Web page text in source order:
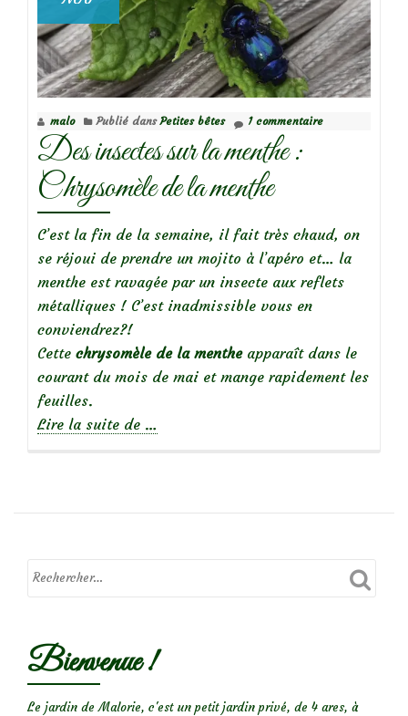
malo Publié dansPetites bêtes 1 commentaire
Des insectes sur la menthe :
Chrysomèle de la menthe
C’est la fin de la semaine, il fait très chaud, on
se réjoui de prendre un mojito à l’apéro et… la
menthe est ravagée par un insecte aux reflets
métalliques ! C’est inadmissible vous en
conviendrez?!
Cette chrysomèle de la mentheapparaît dans le
courant du mois de mai et mange rapidement les
feuilles.
Lire la suite de
sur
menthe
la
…
Bienvenue !
Le jardin de Malorie, c'est un petit jardin privé, de 4 ares, à